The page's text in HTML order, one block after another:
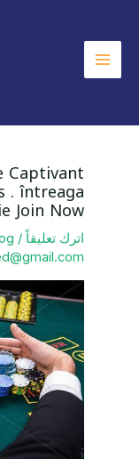
المحتوى
Main
Captivant
. întreaga
Join Now
اترك تعليقاً /